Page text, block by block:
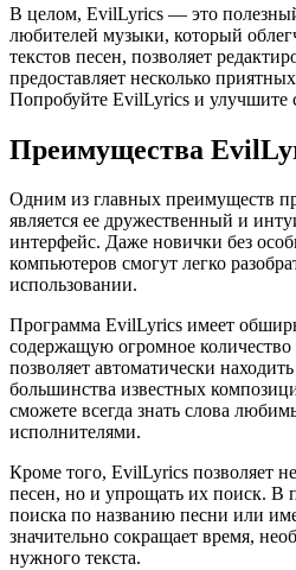
В целом, EvilLyrics — это
любителей музыки, который
текстов песен, позволяет
предоставляет несколько
Попробуйте EvilLyrics и
Преимущества
Одним из главных преимуществ
является ее дружественный и
интерфейс. Даже новички без
компьютеров смогут легко
использовании.
Программа EvilLyrics имеет
содержащую огромное количество
позволяет автоматически
большинства известных
сможете всегда знать слова
исполнителями.
Кроме того, EvilLyrics позволяет
песен, но и упрощать их поиск. В
поиска по названию песни или
значительно сокращает время,
нужного текста.